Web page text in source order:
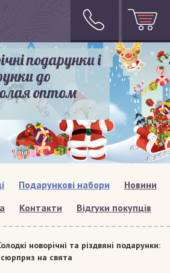
подарунки і
до
оптом
Подарункові набори
Новини
Контакти Відгуки покупців
новорічні та різдвяні подарунки:
на свята